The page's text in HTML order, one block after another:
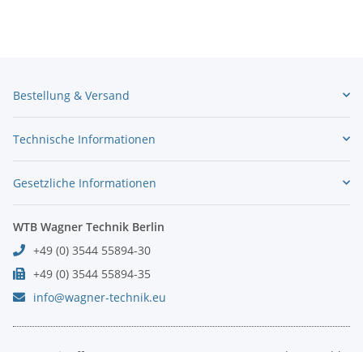
Bestellung & Versand
Technische Informationen
Gesetzliche Informationen
WTB Wagner Technik Berlin
+49 (0) 3544 55894-30
+49 (0) 3544 55894-35
info@wagner-technik.eu